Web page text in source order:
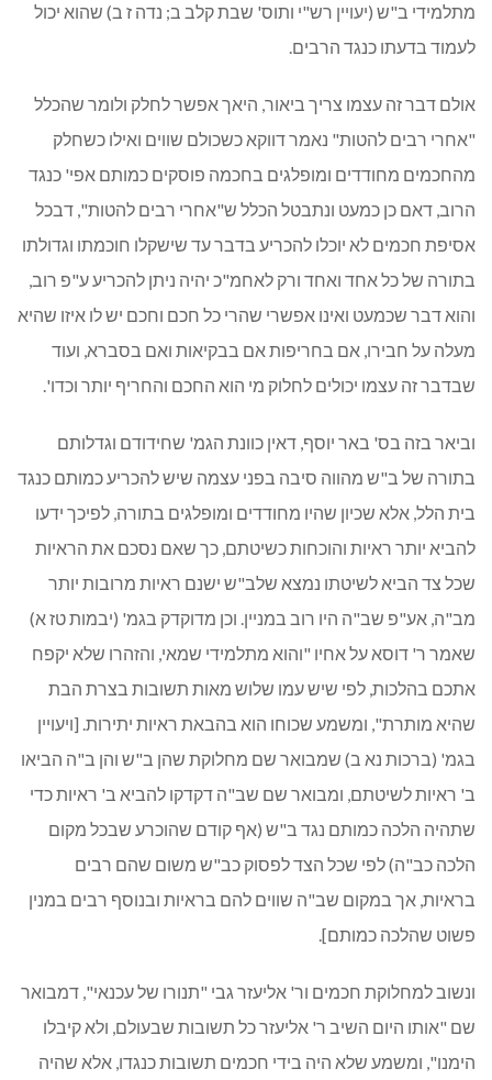
מתלמידי ב"ש (יעויין רש"י ותוס' שבת קלב ב; נדה ז ב) שהוא יכול
לעמוד בדעתו כנגד הרבים.
אולם דבר זה עצמו צריך ביאור, היאך אפשר לחלק ולומר שהכלל
"אחרי רבים להטות" נאמר דווקא כשכולם שווים ואילו כשחלק
מהחכמים מחודדים ומופלגים בחכמה פוסקים כמותם אפי' כנגד
הרוב, דאם כן כמעט ונתבטל הכלל ש"אחרי רבים להטות", דבכל
אסיפת חכמים לא יוכלו להכריע בדבר עד שישקלו חוכמתו וגדולתו
בתורה של כל אחד ואחד ורק לאחמ"כ יהיה ניתן להכריע ע"פ רוב,
והוא דבר שכמעט ואינו אפשרי שהרי כל חכם וחכם יש לו איזו שהיא
מעלה על חבירו, אם בחריפות אם בבקיאות ואם בסברא, ועוד
שבדבר זה עצמו יכולים לחלוק מי הוא החכם והחריף יותר וכדו'.
וביאר בזה בס' באר יוסף, דאין כוונת הגמ' שחידודם וגדלותם
בתורה של ב"ש מהווה סיבה בפני עצמה שיש להכריע כמותם כנגד
בית הלל, אלא שכיון שהיו מחודדים ומופלגים בתורה, לפיכך ידעו
להביא יותר ראיות והוכחות כשיטתם, כך שאם נסכם את הראיות
שכל צד הביא לשיטתו נמצא שלב"ש ישנם ראיות מרובות יותר
מב"ה, אע"פ שב"ה היו רוב במניין. וכן מדוקדק בגמ' (יבמות טז א)
שאמר ר' דוסא על אחיו "והוא מתלמידי שמאי, והזהרו שלא יקפח
אתכם בהלכות, לפי שיש עמו שלוש מאות תשובות בצרת הבת
שהיא מותרת", ומשמע שכוחו הוא בהבאת ראיות יתירות. [ויעויין
בגמ' (ברכות נא ב) שמבואר שם מחלוקת שהן ב"ש והן ב"ה הביאו
ב' ראיות לשיטתם, ומבואר שם שב"ה דקדקו להביא ב' ראיות כדי
שתהיה הלכה כמותם נגד ב"ש (אף קודם שהוכרע שבכל מקום
הלכה כב"ה) לפי שכל הצד לפסוק כב"ש משום שהם רבים
בראיות, אך במקום שב"ה שווים להם בראיות ובנוסף רבים במנין
פשוט שהלכה כמותם].
ונשוב למחלוקת חכמים ור' אליעזר גבי "תנורו של עכנאי", דמבואר
שם "אותו היום השיב ר' אליעזר כל תשובות שבעולם, ולא קיבלו
הימנו", ומשמע שלא היה בידי חכמים תשובות כנגדו, אלא שהיה